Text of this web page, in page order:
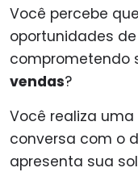
Você percebe
oportunidades
comprometendo
vendas?
Você realiza
conversa com o
apresenta sua